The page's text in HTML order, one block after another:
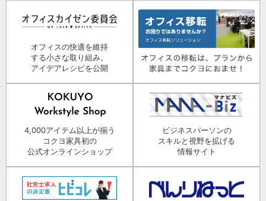
オフィスの快適を維持
する小さな取り組み。
アイデアレシピを公開
4,000アイテム以上が揃う
コクヨ家具初の
公式オンラインショップ
ビジネスパーソンの
スキルと視野を拡げる
情報サイト